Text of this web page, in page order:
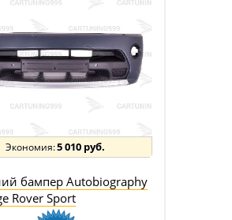
5 010 руб.
бампер Autobiography
Rover Sport